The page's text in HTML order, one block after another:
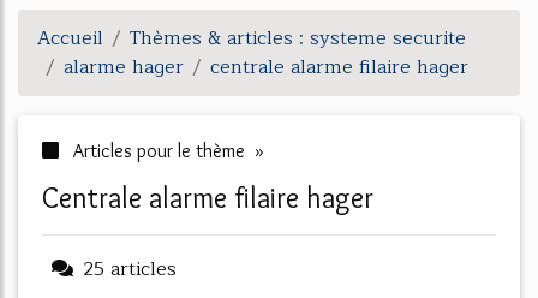
Accueil
Thèmes & articles : systeme securite
alarme hager
centrale alarme filaire hager
Articles pour le thème »
centrale alarme filaire hager
25 articles